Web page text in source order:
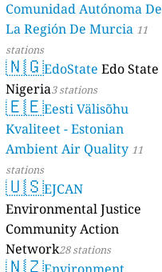
Comunidad Autónoma De
La Región De Murcia 11
stations
🇳🇬EdoState Edo State
Nigeria3 stations
🇪🇪Eesti Välisõhu
Kvaliteet - Estonian
Ambient Air Quality 11
stations
🇺🇸EJCAN
Environmental Justice
Community Action
Network28 stations
🇳🇿